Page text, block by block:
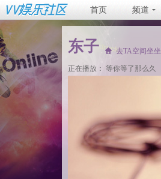
首页 频道
东子 去TA空间坐坐
正在播放： 等你等了那么久